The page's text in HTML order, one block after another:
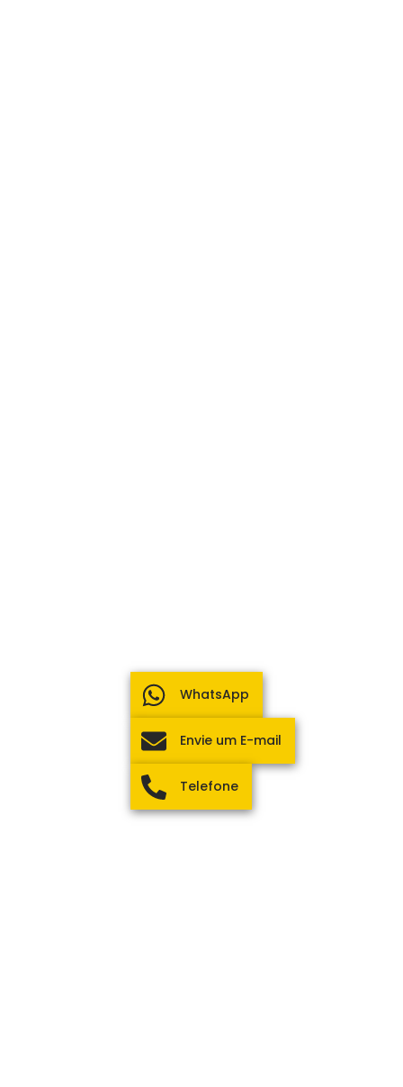
WhatsApp
Envie um E-mail
Telefone